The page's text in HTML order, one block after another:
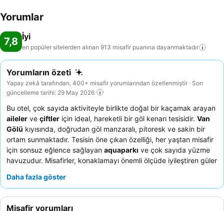
Yorumlar
7,8 İyi
en popüler sitelerden alınan 913 misafir puanına dayanmaktadır
Yorumların özeti
Yapay zekâ tarafından, 400+ misafir yorumlarından özetlenmiştir · Son
güncelleme tarihi: 29 May 2026
Bu otel, çok sayıda aktiviteyle birlikte doğal bir kaçamak arayan
aileler ve çiftler için ideal, hareketli bir göl kenarı tesisidir. Van
Gölü kıyısında, doğrudan göl manzaralı, pitoresk ve sakin bir
ortam sunmaktadır. Tesisin öne çıkan özelliği, her yaştan misafir
için sonsuz eğlence sağlayan aquaparkı ve çok sayıda yüzme
havuzudur. Misafirler, konaklamayı önemli ölçüde iyileştiren güler
hizmetisürekli olarak övmektedir. Gerçekten rahatlatıcı bir
bir
bungalow
Daha fazla göster
Misafir yorumları